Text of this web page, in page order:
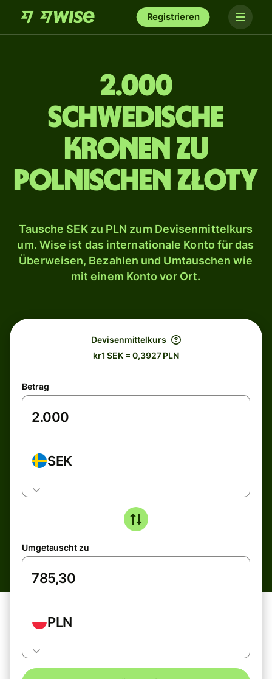
Registrieren
2.000
schwedische
Kronen zu
polnischen Złoty
Tausche SEK zu PLN zum Devisenmittelkurs
um. Wise ist das internationale Konto für das
Überweisen, Bezahlen und Umtauschen wie
mit einem Konto vor Ort.
Devisenmittelkurs
kr1 SEK = 0,3927 PLN
Betrag
SEK
Umgetauscht zu
PLN